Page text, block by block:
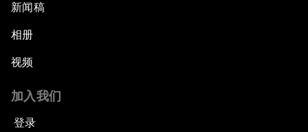
新闻稿
相册
视频
加入我们
登录